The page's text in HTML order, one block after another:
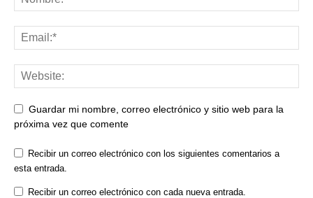
Guardar mi nombre, correo electrónico y sitio web para la
próxima vez que comente
Recibir un correo electrónico con los siguientes comentarios a
esta entrada.
Recibir un correo electrónico con cada nueva entrada.